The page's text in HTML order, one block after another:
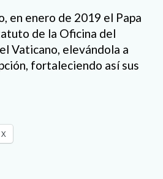
en enero de 2019 el Papa
de la Oficina del
Vaticano, elevándola a
fortaleciendo así sus
X